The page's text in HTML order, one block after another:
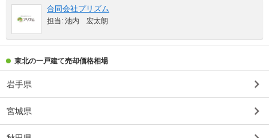
合同会社プリズム
担当: 池内 宏太朗
東北の一戸建て売却価格相場
岩手県
宮城県